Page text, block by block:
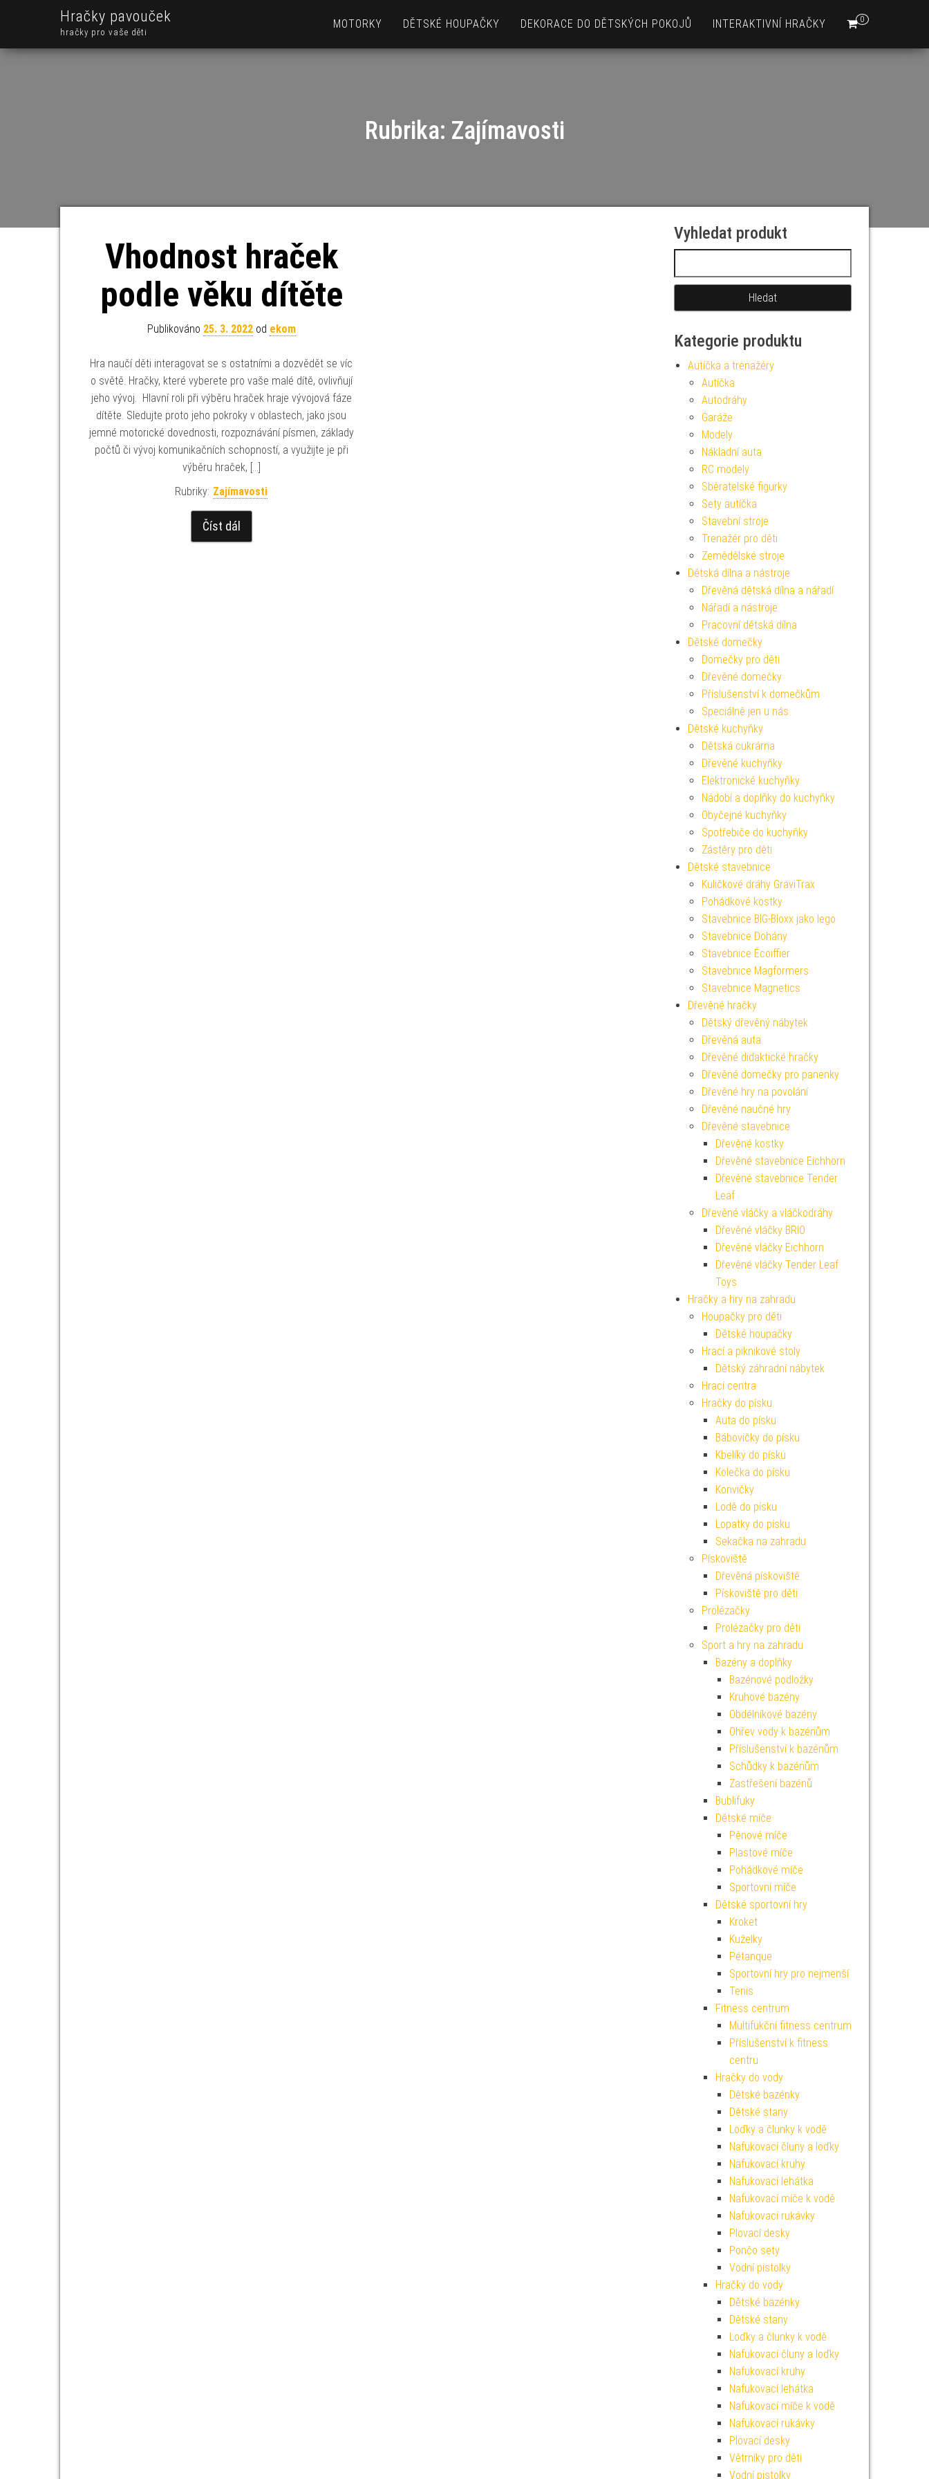
Hračky pavouček
hračky pro vaše děti
0
MOTORKY DĚTSKÉ HOUPAČKY DEKORACE DO DĚTSKÝCH POKOJŮ INTERAKTIVNÍ HRAČKY
Rubrika: Zajímavosti
Vhodnost hraček
podle věku dítěte
Publikováno 25. 3. 2022od ekom
Hra naučí děti interagovat se s ostatními a dozvědět se víc
o světě. Hračky, které vyberete pro vaše malé dítě, ovlivňují
jeho vývoj. Hlavní roli při výběru hraček hraje vývojová fáze
dítěte. Sledujte proto jeho pokroky v oblastech, jako jsou
jemné motorické dovednosti, rozpoznávání písmen, základy
počtů či vývoj komunikačních schopností, a využijte je při
výběru hraček, […]
Rubriky: Zajímavosti
Číst dál
Vyhledat produkt
Kategorie produktu
Autíčka a trenažéry
Autíčka
Autodráhy
Garáže
Modely
Nákladní auta
RC modely
Sběratelské figurky
Sety autíčka
Stavební stroje
Trenažér pro děti
Zemědělské stroje
Dětská dílna a nástroje
Dřevěná dětská dílna a nářadí
Nářadí a nástroje
Pracovní dětská dílna
Dětské domečky
Domečky pro děti
Dřevěné domečky
Příslušenství k domečkům
Speciálně jen u nás
Dětské kuchyňky
Dětská cukrárna
Dřevěné kuchyňky
Elektronické kuchyňky
Nádobí a doplňky do kuchyňky
Obyčejné kuchyňky
Spotřebiče do kuchyňky
Zástěry pro děti
Dětské stavebnice
Kuličkové dráhy GraviTrax
Pohádkové kostky
Stavebnice BIG-Bloxx jako lego
Stavebnice Dohány
Stavebnice Écoiffier
Stavebnice Magformers
Stavebnice Magnetics
Dřevěné hračky
Dětský dřevěný nábytek
Dřevěná auta
Dřevěné didaktické hračky
Dřevěné domečky pro panenky
Dřevěné hry na povolání
Dřevěné naučné hry
Dřevěné stavebnice
Dřevěné kostky
Dřevěné stavebnice Eichhorn
Dřevěné stavebnice Tender
Leaf
Dřevěné vláčky a vláčkodráhy
Dřevěné vláčky BRIO
Dřevěné vláčky Eichhorn
Dřevěné vláčky Tender Leaf
Toys
Hračky a hry na zahradu
Houpačky pro děti
Dětské houpačky
Hrací a piknikové stoly
Dětský záhradní nábytek
Hrací centra
Hračky do písku
Auta do písku
Bábovičky do písku
Kbelíky do písku
Kolečka do písku
Konvičky
Lodě do písku
Lopatky do písku
Sekačka na zahradu
Pískoviště
Dřevěná pískoviště
Pískoviště pro děti
Prolézačky
Prolézačky pro děti
Sport a hry na zahradu
Bazény a doplňky
Bazénové podložky
Kruhové bazény
Obdélníkové bazény
Ohřev vody k bazénům
Příslušenství k bazénům
Schůdky k bazénům
Zastřešení bazénů
Bublifuky
Dětské míče
Pěnové míče
Plastové míče
Pohádkové míče
Sportovní míče
Dětské sportovní hry
Kroket
Kuželky
Pétanque
Sportovní hry pro nejmenší
Tenis
Fitness centrum
Multifukční fitness centrum
Příslušenství k fitness
centru
Hračky do vody
Dětské bazénky
Dětské stany
Loďky a člunky k vodě
Nafukovací čluny a loďky
Nafukovací kruhy
Nafukovací lehátka
Nafukovací míče k vodě
Nafukovací rukávky
Plovací desky
Pončo sety
Vodní pistolky
Hračky do vody
Dětské bazénky
Dětské stany
Loďky a člunky k vodě
Nafukovací čluny a loďky
Nafukovací kruhy
Nafukovací lehátka
Nafukovací míče k vodě
Nafukovací rukávky
Plovací desky
Větrníky pro děti
Vodní pistolky